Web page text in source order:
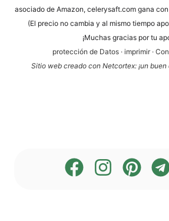
aso­cia­do de Ama­zon, cele​ry​saft​.com gana
(El pre­cio no cam­bia y al mis­mo tiem­po
¡Much­as gra­ci­as por tu
pro­tección de Datos · impri­mir·
Sitio web cre­a­do con Net­cortex: ¡un